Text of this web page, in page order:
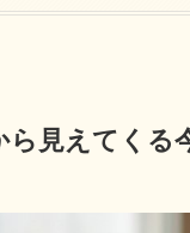
見えてくる